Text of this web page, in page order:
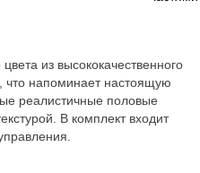
из высококачественного
что напоминает настоящую
реалистичные половые
В комплект входит